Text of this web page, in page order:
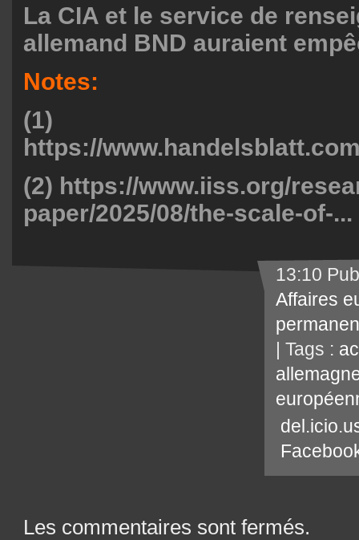
La CIA et le service de
allemand BND auraient
Notes:
(1)
https://
(2) https://www.iiss.org/
paper/2025/08/the-scale-of-...
13:10
Affaires
| Tags :
Les commentaires sont fermés.